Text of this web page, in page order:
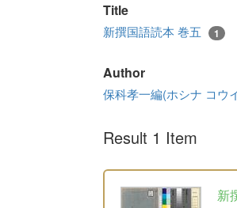
Title
新撰国語読本 巻五 1
Author
保科孝一編(ホシナ コウ
Result 1 Item
新